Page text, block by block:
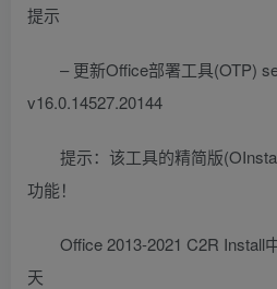
提示
– 更新Office部署工具(OTP)
v16.0.14527.20144
提示：该工具的精简版
功能！
Office 2013-2021 C2R Install
天